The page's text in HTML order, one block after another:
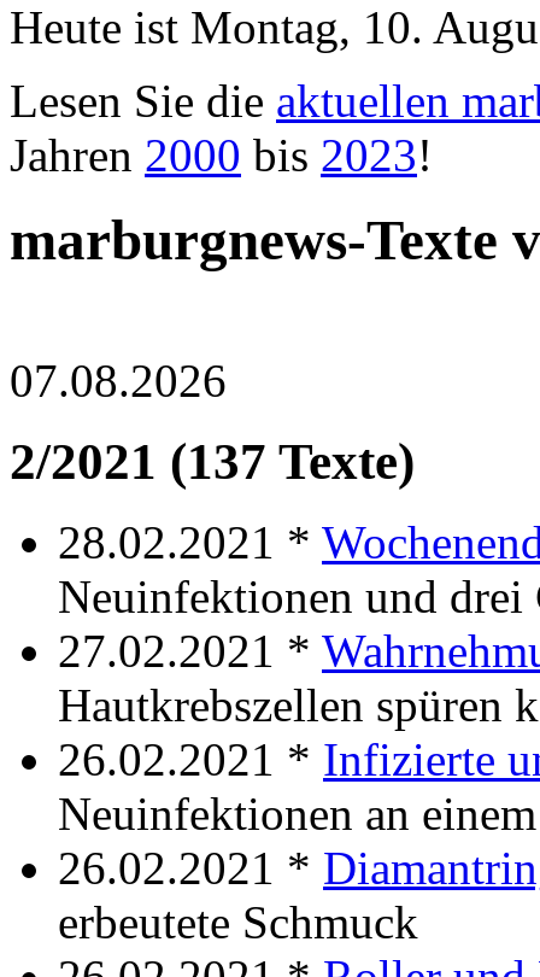
Heute ist Montag, 10.
Lesen Sie die aktuellen
Jahren 2000 bis 2023!
marburgnews-Texte
07.08.2026
2/2021 (137 Texte)
28.02.2021 *
Neuinfektionen und drei
27.02.2021 *
Hautkrebszellen spüren
26.02.2021 * Infizierte
Neuinfektionen an
26.02.2021 *
erbeutete Schmuck